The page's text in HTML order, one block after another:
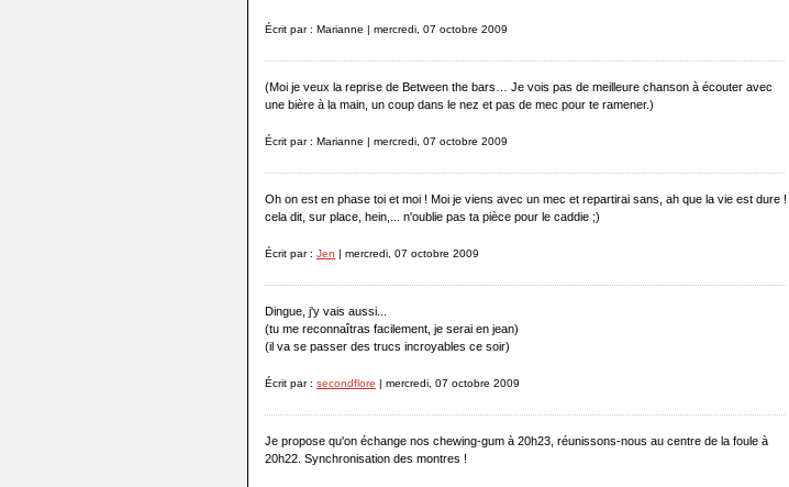
Écrit par : Marianne | mercredi, 07 octobre 2009
(Moi je veux la reprise de Between the bars… Je vois pas de meilleure chanson à écouter avec
une bière à la main, un coup dans le nez et pas de mec pour te ramener.)
Écrit par : Marianne | mercredi, 07 octobre 2009
Oh on est en phase toi et moi ! Moi je viens avec un mec et repartirai sans, ah que la vie est dure !
cela dit, sur place, hein,... n'oublie pas ta pièce pour le caddie ;)
Écrit par : Jen | mercredi, 07 octobre 2009
Dingue, j'y vais aussi...
(tu me reconnaîtras facilement, je serai en jean)
(il va se passer des trucs incroyables ce soir)
Écrit par : secondflore | mercredi, 07 octobre 2009
Je propose qu'on échange nos chewing-gum à 20h23, réunissons-nous au centre de la foule à
20h22. Synchronisation des montres !